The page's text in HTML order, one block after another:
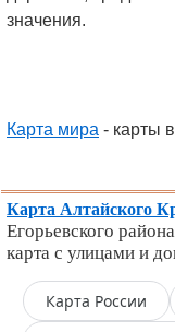
значения.
Карта мира - карты
Карта Алтайского
Егорьевского
карта с улицами и
Карта России